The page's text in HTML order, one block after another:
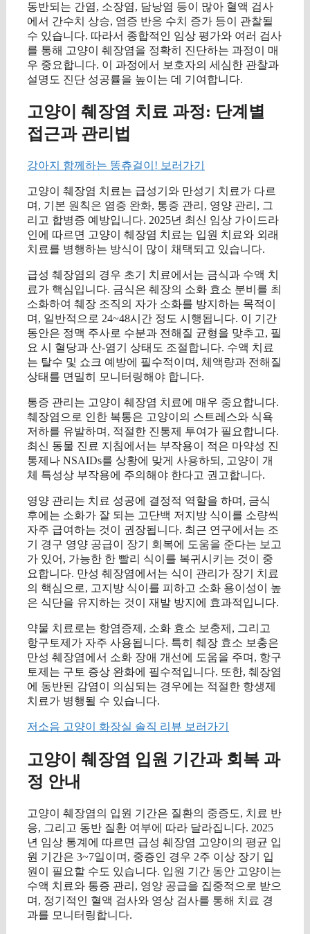
동반되는 간염, 소장염, 담낭염 등이 많아 혈액 검사
에서 간수치 상승, 염증 반응 수치 증가 등이 관찰될
수 있습니다. 따라서 종합적인 임상 평가와 여러 검사
를 통해 고양이 췌장염을 정확히 진단하는 과정이 매
우 중요합니다. 이 과정에서 보호자의 세심한 관찰과
설명도 진단 성공률을 높이는 데 기여합니다.
고양이 췌장염 치료 과정: 단계별
접근과 관리법
강아지 함께하는 똥츄걸이! 보러가기
고양이 췌장염 치료는 급성기와 만성기 치료가 다르
며, 기본 원칙은 염증 완화, 통증 관리, 영양 관리, 그
리고 합병증 예방입니다. 2025년 최신 임상 가이드라
인에 따르면 고양이 췌장염 치료는 입원 치료와 외래
치료를 병행하는 방식이 많이 채택되고 있습니다.
급성 췌장염의 경우 초기 치료에서는 금식과 수액 치
료가 핵심입니다. 금식은 췌장의 소화 효소 분비를 최
소화하여 췌장 조직의 자가 소화를 방지하는 목적이
며, 일반적으로 24~48시간 정도 시행됩니다. 이 기간
동안은 정맥 주사로 수분과 전해질 균형을 맞추고, 필
요 시 혈당과 산-염기 상태도 조절합니다. 수액 치료
는 탈수 및 쇼크 예방에 필수적이며, 체액량과 전해질
상태를 면밀히 모니터링해야 합니다.
통증 관리는 고양이 췌장염 치료에 매우 중요합니다.
췌장염으로 인한 복통은 고양이의 스트레스와 식욕
저하를 유발하며, 적절한 진통제 투여가 필요합니다.
최신 동물 진료 지침에서는 부작용이 적은 마약성 진
통제나 NSAIDs를 상황에 맞게 사용하되, 고양이 개
체 특성상 부작용에 주의해야 한다고 권고합니다.
영양 관리는 치료 성공에 결정적 역할을 하며, 금식
후에는 소화가 잘 되는 고단백 저지방 식이를 소량씩
자주 급여하는 것이 권장됩니다. 최근 연구에서는 조
기 경구 영양 공급이 장기 회복에 도움을 준다는 보고
가 있어, 가능한 한 빨리 식이를 복귀시키는 것이 중
요합니다. 만성 췌장염에서는 식이 관리가 장기 치료
의 핵심으로, 고지방 식이를 피하고 소화 용이성이 높
은 식단을 유지하는 것이 재발 방지에 효과적입니다.
약물 치료로는 항염증제, 소화 효소 보충제, 그리고
항구토제가 자주 사용됩니다. 특히 췌장 효소 보충은
만성 췌장염에서 소화 장애 개선에 도움을 주며, 항구
토제는 구토 증상 완화에 필수적입니다. 또한, 췌장염
에 동반된 감염이 의심되는 경우에는 적절한 항생제
치료가 병행될 수 있습니다.
저소음 고양이 화장실 솔직 리뷰 보러가기
고양이 췌장염 입원 기간과 회복 과
정 안내
고양이 췌장염의 입원 기간은 질환의 중증도, 치료 반
응, 그리고 동반 질환 여부에 따라 달라집니다. 2025
년 임상 통계에 따르면 급성 췌장염 고양이의 평균 입
원 기간은 3~7일이며, 중증인 경우 2주 이상 장기 입
원이 필요할 수도 있습니다. 입원 기간 동안 고양이는
수액 치료와 통증 관리, 영양 공급을 집중적으로 받으
며, 정기적인 혈액 검사와 영상 검사를 통해 치료 경
과를 모니터링합니다.